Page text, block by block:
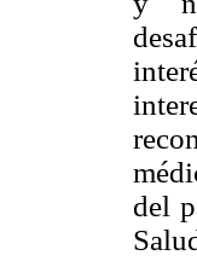
del